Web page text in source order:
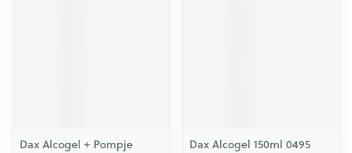
Dax Alcogel + Pompje
Dax Alcogel 150ml 0495